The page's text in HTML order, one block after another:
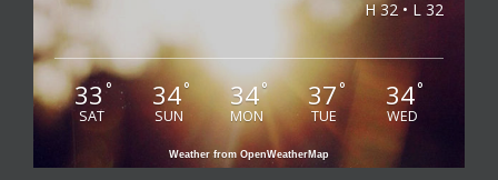
H 32 • L 32
33 °
SAT
34°
SUN
34°
MON
37°
TUE
34°
WED
Weather from OpenWeatherMap